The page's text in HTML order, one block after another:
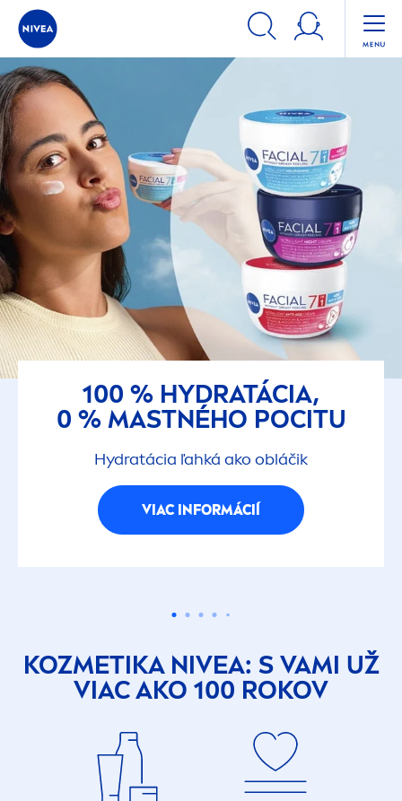
100 % HYDRATÁCIA,
0 % MASTNÉHO POCITU
Hydratácia ľahká ako obláčik
VIAC INFORMÁCIÍ
KOZMETIKA NIVEA: S VAMI UŽ
VIAC AKO 100 ROKOV